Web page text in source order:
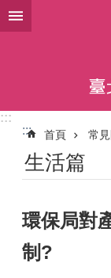
跳到主要內容區塊
:::
:::
首頁 常
生活篇
環保局對
制?